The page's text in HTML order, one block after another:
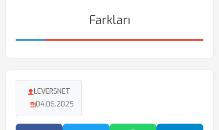
Farkları
LEVERSNET
04.06.2025